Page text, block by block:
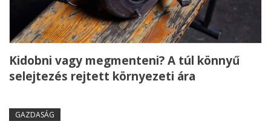
Kidobni vagy megmenteni? A túl könnyű
selejtezés rejtett környezeti ára
GAZDASÁG